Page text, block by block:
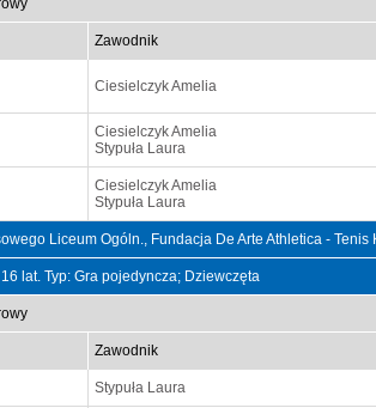
Zawodnik
Ciesielczyk Amelia
Ciesielczyk Amelia
Stypuła Laura
Ciesielczyk Amelia
Stypuła Laura
Liceum Ogóln., Fundacja De Arte Athletica -
lat. Typ: Gra pojedyncza; Dziewczęta
Zawodnik
Stypuła Laura